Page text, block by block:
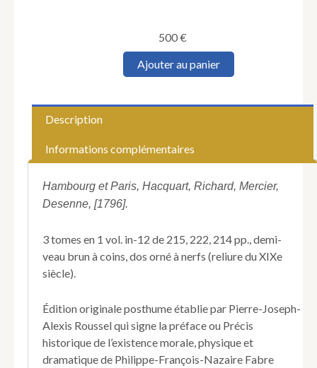
500€
quantité
amoureuse
de
d'Églantine,
précédée
d'un
historique
de
physique
et
dramatique,
depuis
Ajouter au panier
Description
Informations complémentaires
Hambourg et Paris, Hacquart, Richard, Mercier,
Desenne, [1796].
3 tomes en 1 vol. in-12 de 215, 222, 214 pp., demi-
veau brun à coins, dos orné à nerfs (reliure du XIXe
siècle).
Édition originale posthume établie par Pierre-Joseph-
Alexis Roussel qui signe la préface ou Précis
historique de l’existence morale, physique et
dramatique de Philippe-François-Nazaire Fabre